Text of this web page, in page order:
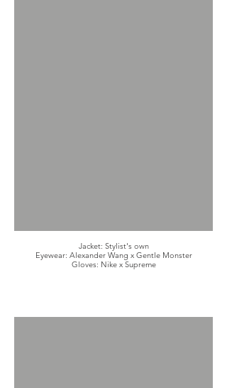
Jacket: Stylist's own
Eyewear: Alexander Wang x Gentle Monster
Gloves: Nike x Supreme